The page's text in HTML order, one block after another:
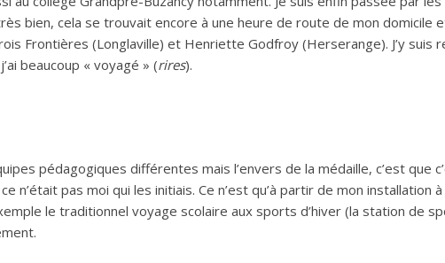
bien, cela se trouvait encore à une heure de route de mon domicile
Frontières (Longlaville) et Henriette Godfroy (Herserange). J’y suis
beaucoup « voyagé » (rires).
pédagogiques différentes mais l’envers de la médaille, c’est que
pas moi qui les initiais. Ce n’est qu’à partir de mon installation à
le traditionnel voyage scolaire aux sports d’hiver (la station de